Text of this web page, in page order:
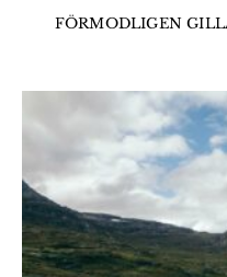
FÖRMODLIGEN